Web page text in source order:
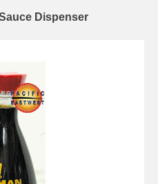
Dispenser